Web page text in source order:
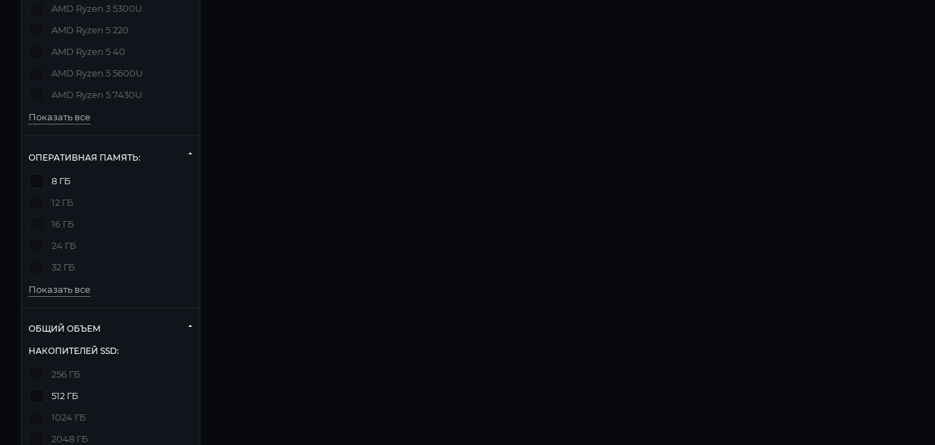
AMD Ryzen 3 5300U
AMD Ryzen 5 220
AMD Ryzen 5 40
AMD Ryzen 5 5600U
AMD Ryzen 5 7430U
Показать все
ОПЕРАТИВНАЯ ПАМЯТЬ:
8 ГБ
12 ГБ
16 ГБ
24 ГБ
32 ГБ
Показать все
ОБЩИЙ ОБЪЕМ
НАКОПИТЕЛЕЙ SSD:
256 ГБ
512 ГБ
1024 ГБ
2048 ГБ